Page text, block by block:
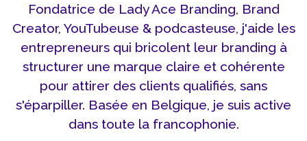
Fondatrice de Lady Ace Branding, Brand
Creator, YouTubeuse & podcasteuse, j'aide les
entrepreneurs qui bricolent leur branding à
structurer une marque claire et cohérente
pour attirer des clients qualifiés, sans
s'éparpiller. Basée en Belgique, je suis active
dans toute la francophonie.